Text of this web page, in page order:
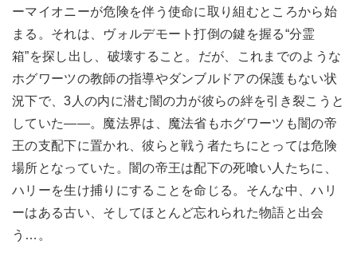
ーマイオニーが危険を伴う使命に取り組むところから始
まる。それは、ヴォルデモート打倒の鍵を握る“分霊
箱”を探し出し、破壊すること。だが、これまでのような
ホグワーツの教師の指導やダンブルドアの保護もない状
況下で、3人の内に潜む闇の力が彼らの絆を引き裂こうと
していた——。魔法界は、魔法省もホグワーツも闇の帝
王の支配下に置かれ、彼らと戦う者たちにとっては危険
場所となっていた。闇の帝王は配下の死喰い人たちに、
ハリーを生け捕りにすることを命じる。そんな中、ハリ
ーはある古い、そしてほとんど忘れられた物語と出会
う…。